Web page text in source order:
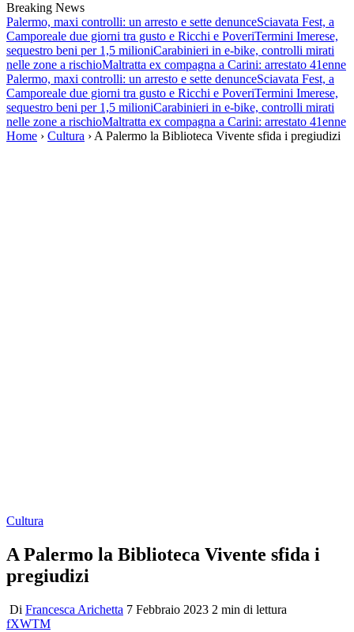
Breaking News
Palermo, maxi controlli: un arresto e sette denunceSciavata Fest, a
Camporeale due giorni tra gusto e Ricchi e PoveriTermini Imerese,
sequestro beni per 1,5 milioniCarabinieri in e-bike, controlli mirati
nelle zone a rischioMaltratta ex compagna a Carini: arrestato 41enne
Palermo, maxi controlli: un arresto e sette denunceSciavata Fest, a
Camporeale due giorni tra gusto e Ricchi e PoveriTermini Imerese,
sequestro beni per 1,5 milioniCarabinieri in e-bike, controlli mirati
nelle zone a rischioMaltratta ex compagna a Carini: arrestato 41enne
Home › Cultura › A Palermo la Biblioteca Vivente sfida i pregiudizi
Cultura
A Palermo la Biblioteca Vivente sfida i
pregiudizi
Di Francesca Arichetta 7 Febbraio 2023 2 min di lettura
fXWTM